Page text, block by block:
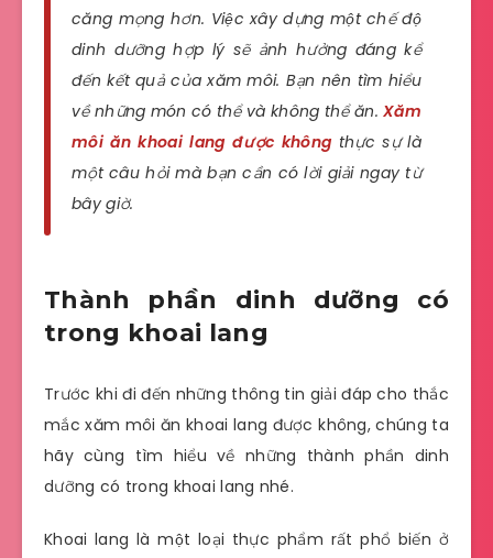
căng mọng hơn. Việc xây dựng một chế độ
dinh dưỡng hợp lý sẽ ảnh hưởng đáng kể
đến kết quả của xăm môi. Bạn nên tìm hiểu
về những món có thể và không thể ăn.Xăm
môi ăn khoai lang được không thực sự là
một câu hỏi mà bạn cần có lời giải ngay từ
bây giờ.
Thành phần dinh dưỡng có
trong khoai lang
Trước khi đi đến những thông tin giải đáp cho thắc
mắc xăm môi ăn khoai lang được không, chúng ta
hãy cùng tìm hiểu về những thành phần dinh
dưỡng có trong khoai lang nhé.
Khoai lang là một loại thực phẩm rất phổ biến ở